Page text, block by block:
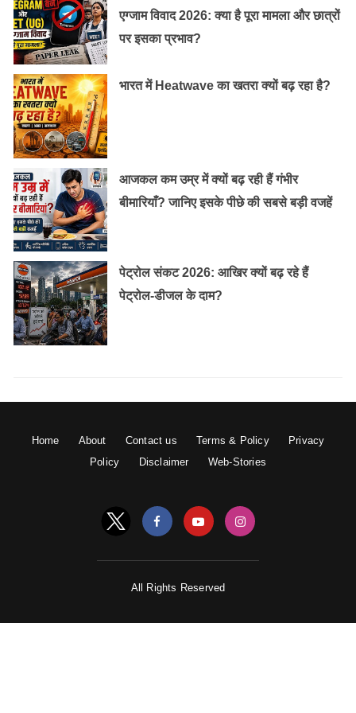
सपने में बच्चे को देखना भी अशुभ संकेत है। इससे किसी
परिजन के दूर होने का संकेत समझा जाता है। अगर आप
सपने में किसी बच्चे की दुलार करते हुए देखते हैं तो इसका
मतलब आपको किसी से धोखा मिल सकता है।
सपने में किसी बच्चे को रोता हुआ देखना भी अशुभ माना
जाता है। इसका संकेत है कि आपको असफलता और निराशा
हाथ लगेगी।
ये भी पढ़ें :अगर आप भी नींद में बड़बड़ाते हो तो जरुर पढ़े ……
एग्जाम विवाद 2026: क्या है पूरा मामला और छात्रों
पर इसका प्रभाव?
भारत में Heatwave का खतरा क्यों बढ़ रहा है?
आजकल कम उम्र में क्यों बढ़ रही हैं गंभीर
बीमारियाँ? जानिए इसके पीछे की सबसे बड़ी वजहें
पेट्रोल संकट 2026: आखिर क्यों बढ़ रहे हैं
पेट्रोल-डीजल के दाम?
Home About Contact us Terms & Policy
Privacy
Policy
Disclaimer Web-Stories
All Rights Reserved